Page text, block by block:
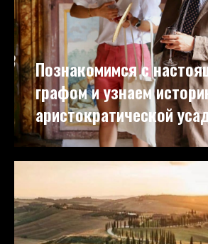
Познакомимся с
графом и узнаем
аристократической